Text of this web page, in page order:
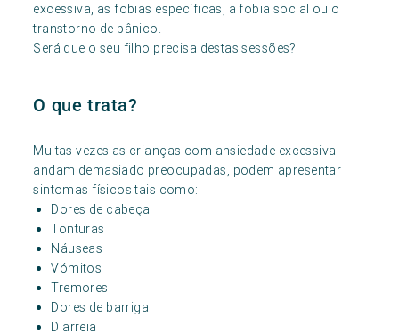
excessiva, as fobias específicas, a fobia social ou o
transtorno de pânico.
Será que o seu filho precisa destas sessões?
O que trata?
Muitas vezes as crianças com ansiedade excessiva
andam demasiado preocupadas, podem apresentar
sintomas físicos tais como:
Dores de cabeça
Tonturas
Náuseas
Vómitos
Tremores
Dores de barriga
Diarreia